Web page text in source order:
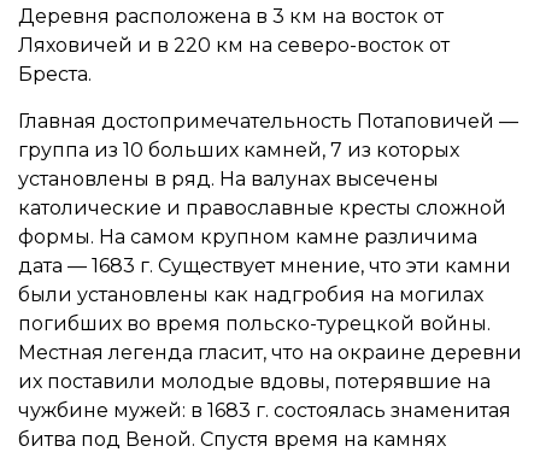
Деревня расположена в 3 км на восток от
Ляховичей и в 220 км на северо-восток от
Бреста.
Главная достопримечательность Потаповичей —
группа из 10 больших камней, 7 из которых
установлены в ряд. На валунах высечены
католические и православные кресты сложной
формы. На самом крупном камне различима
дата — 1683 г. Существует мнение, что эти камни
были установлены как надгробия на могилах
погибших во время польско-турецкой войны.
Местная легенда гласит, что на окраине деревни
их поставили молодые вдовы, потерявшие на
чужбине мужей: в 1683 г. состоялась знаменитая
битва под Веной. Спустя время на камнях